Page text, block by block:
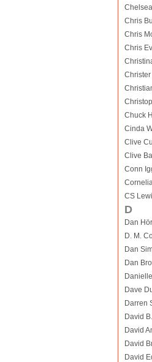
Chris
Chris
Chris
Chuck
Cinda
Clive
Clive
Conn
CS
D
Dan
D. M.
Dan
Dan
Dave
Darren
David
David
David
David